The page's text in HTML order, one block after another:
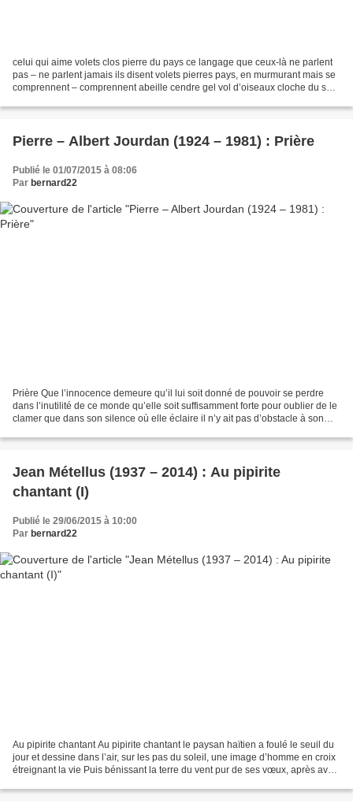
celui qui aime volets clos pierre du pays ce langage que ceux-là ne parlent
pas – ne parlent jamais ils disent volets pierres pays, en murmurant mais se
comprennent – comprennent abeille cendre gel vol d’oiseaux cloche du soir
Pierre – Albert Jourdan (1924 – 1981) : Prière
Publié le 01/07/2015 à 08:06
Par bernard22
Prière Que l’innocence demeure qu’il lui soit donné de pouvoir se perdre
dans l’inutilité de ce monde qu’elle soit suffisamment forte pour oublier de le
clamer que dans son silence où elle éclaire il n’y ait pas d’obstacle à son
Jean Métellus (1937 – 2014) : Au pipirite
chantant (I)
Publié le 29/06/2015 à 10:00
Par bernard22
Au pipirite chantant Au pipirite chantant le paysan haïtien a foulé le seuil du
jour et dessine dans l’air, sur les pas du soleil, une image d’homme en croix
étreignant la vie Puis bénissant la terre du vent pur de ses vœux, après avoir